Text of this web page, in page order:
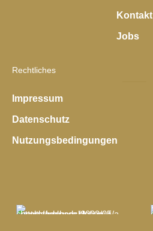
Kontakt
Jobs
Rechtliches
Impressum
Datenschutz
Nutzungsbedingungen